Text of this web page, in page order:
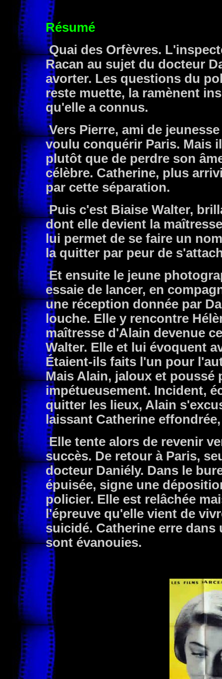
Résumé
Quai des Orfèvres.
Racan au sujet du docteur
avorter. Les questions du
reste muette, la ramènent
qu'elle a connus.
Vers Pierre, ami de
voulu conquérir Paris. Mais
plutôt que de perdre son
célèbre. Catherine, plus
par cette séparation.
Puis c'est Biaise Walter,
dont elle devient la
lui permet de se faire un
la quitter par peur de
Et ensuite le jeune
essaie de lancer, en
une réception donnée par
louche. Elle y rencontre
maîtresse d'Alain devenue
Walter. Elle et lui évoquent
Étaient-ils faits l'un pour
Mais Alain, jaloux et poussé
impétueusement. Incident,
quitter les lieux, Alain
laissant Catherine
Elle tente alors de revenir
succès. De retour à Paris,
docteur Daniély. Dans le
épuisée, signe une
policier. Elle est relâchée
l'épreuve qu'elle vient de
suicidé. Catherine erre
sont évanouies.